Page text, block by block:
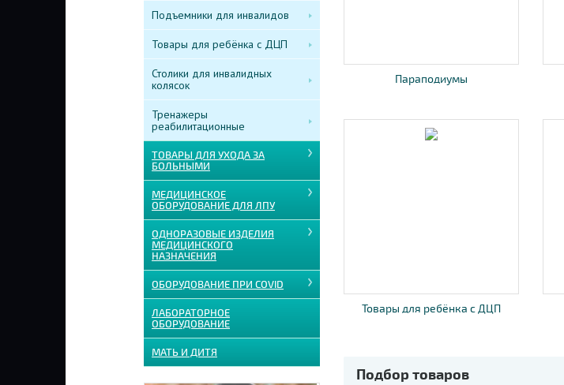
Подъемники для инвалидов
Товары для ребёнка с ДЦП
Столики для инвалидных
колясок
Тренажеры
реабилитационные
ТОВАРЫ ДЛЯ УХОДА ЗА
БОЛЬНЫМИ
МЕДИЦИНСКОЕ
ОБОРУДОВАНИЕ ДЛЯ ЛПУ
ОДНОРАЗОВЫЕ ИЗДЕЛИЯ
МЕДИЦИНСКОГО
НАЗНАЧЕНИЯ
ОБОРУДОВАНИЕ ПРИ COVID
ЛАБОРАТОРНОЕ
ОБОРУДОВАНИЕ
МАТЬ И ДИТЯ
Параподиумы
Товары для ребёнка с ДЦП
Подбор товаров